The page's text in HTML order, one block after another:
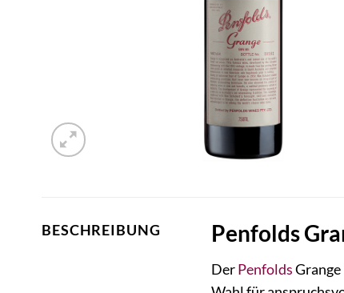
BESCHREIBUNG Penfolds
DerPenfolds